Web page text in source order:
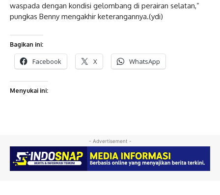
waspada dengan kondisi gelombang di perairan selatan,”
pungkas Benny mengakhir keterangannya.(ydi)
Bagikan ini:
Facebook X WhatsApp
Menyukai ini:
- Advertisement -